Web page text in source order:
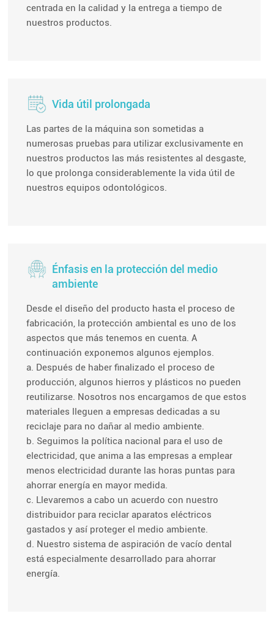
centrada en la calidad y la entrega a tiempo de
nuestros productos.
Vida útil prolongada
Las partes de la máquina son sometidas a
numerosas pruebas para utilizar exclusivamente en
nuestros productos las más resistentes al desgaste,
lo que prolonga considerablemente la vida útil de
nuestros equipos odontológicos.
Énfasis en la protección del medio
ambiente
Desde el diseño del producto hasta el proceso de
fabricación, la protección ambiental es uno de los
aspectos que más tenemos en cuenta. A
continuación exponemos algunos ejemplos.
a. Después de haber finalizado el proceso de
producción, algunos hierros y plásticos no pueden
reutilizarse. Nosotros nos encargamos de que estos
materiales lleguen a empresas dedicadas a su
reciclaje para no dañar al medio ambiente.
b. Seguimos la política nacional para el uso de
electricidad, que anima a las empresas a emplear
menos electricidad durante las horas puntas para
ahorrar energía en mayor medida.
c. Llevaremos a cabo un acuerdo con nuestro
distribuidor para reciclar aparatos eléctricos
gastados y así proteger el medio ambiente.
d. Nuestro sistema de aspiración de vacío dental
está especialmente desarrollado para ahorrar
energía.